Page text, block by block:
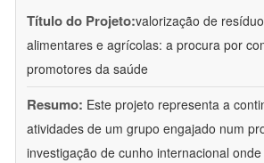
Título do Projeto:valorização de
alimentares e agrícolas: a procura por
promotores da saúde
Resumo: Este projeto representa a
atividades de um grupo engajado num
investigação de cunho internacional